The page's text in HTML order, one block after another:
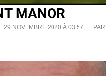
MANOR
29 NOVEMBRE 2020 À 03:57 PAR